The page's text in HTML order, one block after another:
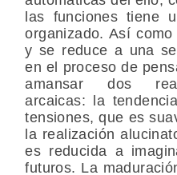
las funciones tiene
organizado. Así
y se reduce a una
en el proceso de
amansar dos
arcaicas: la
tensiones, que es
la realización
es reducida a
futuros. La